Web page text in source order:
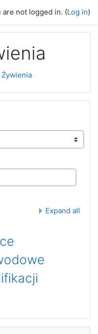
are not logged in. (Log in)
Expand all